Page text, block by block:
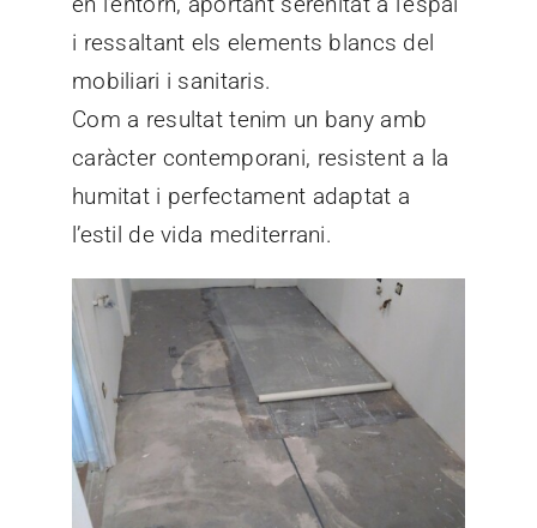
i ressaltant els elements blancs del
mobiliari i sanitaris.
Com a resultat tenim un bany amb
caràcter contemporani, resistent a la
humitat i perfectament adaptat a
l’estil de vida mediterrani.